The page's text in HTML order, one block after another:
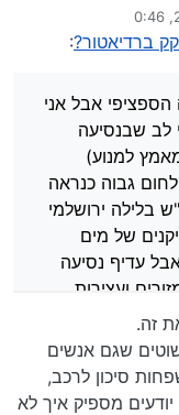
הרדיאטור פחות נדלק
האוויר שנכנס מבחוץ
נסיעה עם רמזורים
זה לא עבורך אתה יכול
כמו איזה משהו לא
מנוע או אפי’ את כל
ואם א"א למלאות עדיף
שמן או מים) ולגלות
הרכב הזה (ח"ו)
ברדיאטור?:
הספציפי אבל אני
לב שבנסיעה
ומאמץ למנוע)
גבוה כנראה
בלילה ירושלמי
של מים
עדיף נסיעה
ועצירות
שגם אנשים
סיכון לרכב,
מספיק איך לא